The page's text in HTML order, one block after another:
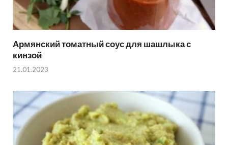
Армянский томатный соус для шашлыка с
кинзой
21.01.2023